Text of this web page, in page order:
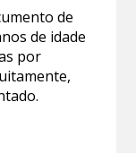
de
de idade
por